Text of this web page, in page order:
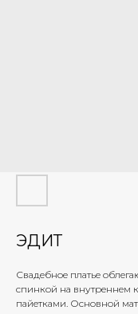
ЭДИТ
Свадебное платье
спинкой на внутреннем
пайетками. Основной